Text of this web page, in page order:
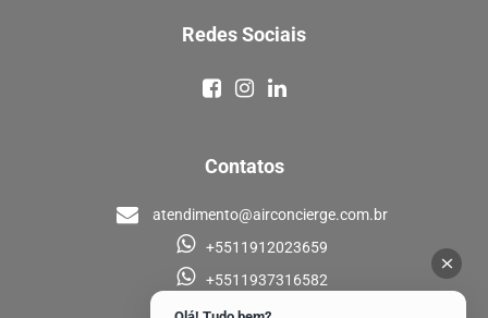
Redes Sociais
Contatos
atendimento@airconcierge.com.br
+5511912023659
+5511937316582